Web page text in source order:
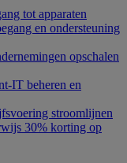
tot apparaten
en ondersteuning
opschalen
IT beheren en
stroomlijnen
30% korting op